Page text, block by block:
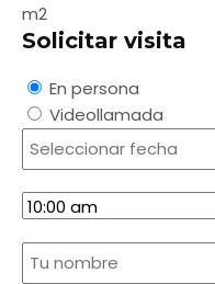
m2
Solicitar visita
En persona
Videollamada